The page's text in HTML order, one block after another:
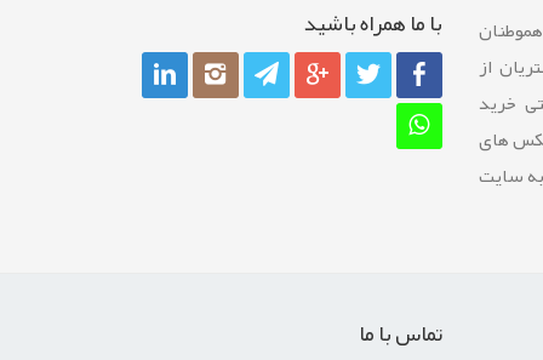
از
خرید
های
سایت
با ما همراه باشيد
تماس با ما